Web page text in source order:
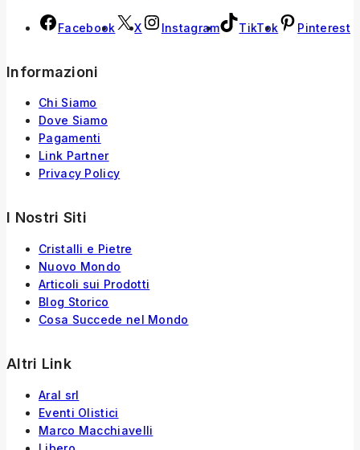
Facebook X Instagram TikTok Pinterest
Informazioni
Chi Siamo
Dove Siamo
Pagamenti
Link Partner
Privacy Policy
I Nostri Siti
Cristalli e Pietre
Nuovo Mondo
Articoli sui Prodotti
Blog Storico
Cosa Succede nel Mondo
Altri Link
Aral srl
Eventi Olistici
Marco Macchiavelli